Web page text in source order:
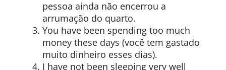
pessoa ainda não encerrou a
arrumação do quarto.
You have been spending too much
money these days (você tem gastado
muito dinheiro esses dias).
I have not been sleeping very well